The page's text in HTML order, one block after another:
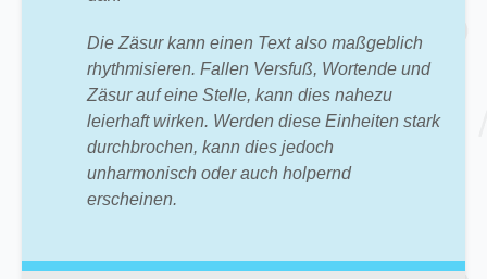
Die Zäsur kann einen Text also maßgeblich
rhythmisieren. Fallen Versfuß, Wortende und
Zäsur auf eine Stelle, kann dies nahezu
leierhaft wirken. Werden diese Einheiten stark
durchbrochen, kann dies jedoch
unharmonisch oder auch holpernd
erscheinen.